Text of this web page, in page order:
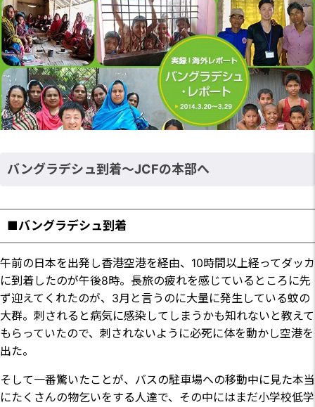
バングラデシュ到着～JCFの本部へ
■バングラデシュ到着
午前の日本を出発し香港空港を経由、10時間以上経ってダッカ
に到着したのが午後8時。長旅の疲れを感じているところに先
ず迎えてくれたのが、3月と言うのに大量に発生している蚊の
大群。刺されると病気に感染してしまうかも知れないと教えて
もらっていたので、刺されないように必死に体を動かし空港を
出た。
そして一番驚いたことが、バスの駐車場への移動中に見た本当
にたくさんの物乞いをする人達で、その中にはまだ小学校低学